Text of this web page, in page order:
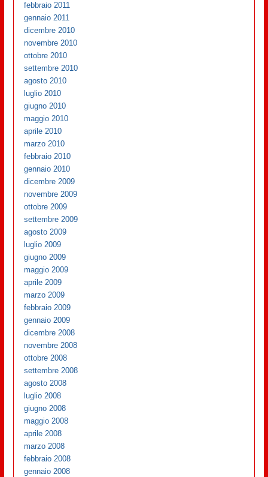
febbraio 2011
gennaio 2011
dicembre 2010
novembre 2010
ottobre 2010
settembre 2010
agosto 2010
luglio 2010
giugno 2010
maggio 2010
aprile 2010
marzo 2010
febbraio 2010
gennaio 2010
dicembre 2009
novembre 2009
ottobre 2009
settembre 2009
agosto 2009
luglio 2009
giugno 2009
maggio 2009
aprile 2009
marzo 2009
febbraio 2009
gennaio 2009
dicembre 2008
novembre 2008
ottobre 2008
settembre 2008
agosto 2008
luglio 2008
giugno 2008
maggio 2008
aprile 2008
marzo 2008
febbraio 2008
gennaio 2008